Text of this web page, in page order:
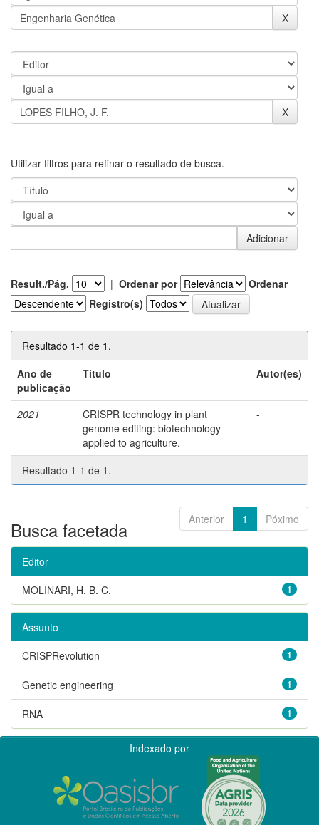
Utilizar filtros para refinar o resultado de busca.
Result./Pág. | Ordenar por
Ordenar
Registro(s)
Resultado 1-1 de 1.
Ano de
publicação
Título Autor(es)
2021
CRISPR technology in plant
genome editing: biotechnology
applied to agriculture.
-
Resultado 1-1 de 1.
Anterior 1 Póximo
Busca facetada
Editor
1
MOLINARI, H. B. C.
Assunto
1
CRISPRevolution
1
Genetic engineering
1
RNA
Indexado por